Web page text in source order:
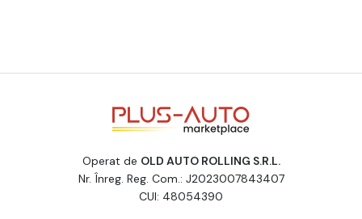
Operat de OLD AUTO ROLLING S.R.L.
Nr. Înreg. Reg. Com.: J2023007843407
CUI: 48054390